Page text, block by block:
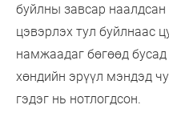
буйлны завсар наалдсан
цэвэрлэх тул буйлнаас
намжаадаг бөгөөд
хөндийн эрүүл мэндэд
гэдэг нь нотлогдсон.